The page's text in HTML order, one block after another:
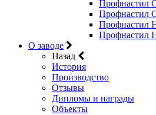
Профнастил
Профнастил
Профнастил
Профнастил
О заводе
Назад
История
Производство
Отзывы
Дипломы и награды
Объекты